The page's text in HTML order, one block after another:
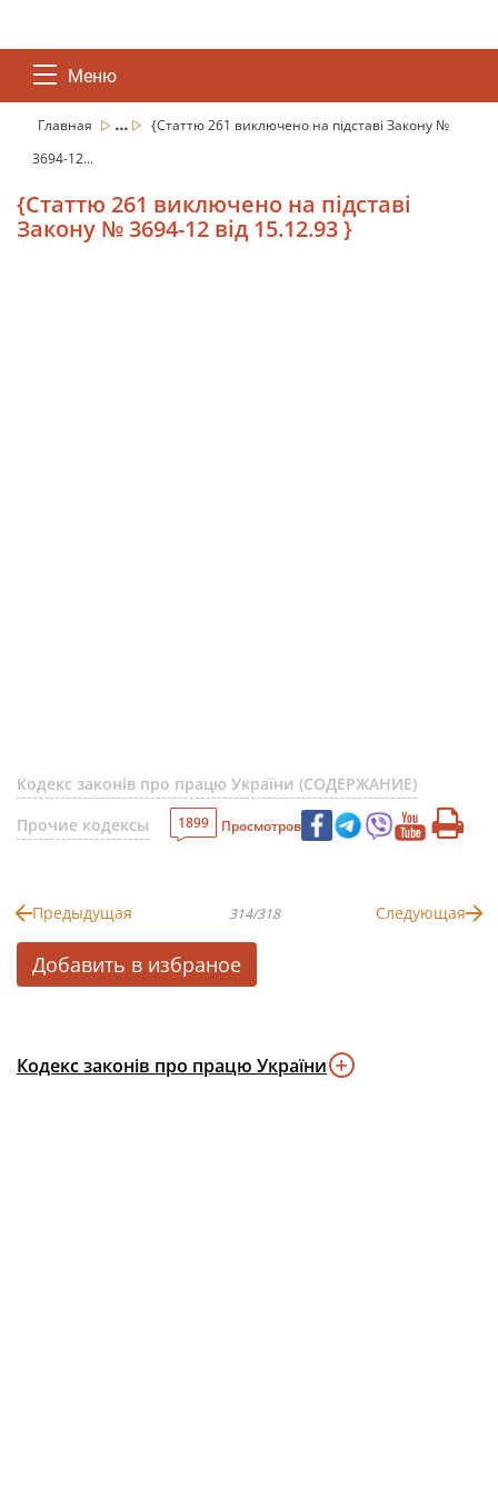
Меню
Главная ...
{Статтю 261 виключено на підставі Закону №
3694-12...
{Статтю 261 виключено на підставі
Закону № 3694-12 від 15.12.93 }
Кодекс законів про працю України (СОДЕРЖАНИЕ)
Прочие кодексы
1899 Просмотров
Предыдущая 314/318 Следующая
Добавить в избраное
Кодекс законів про працю України